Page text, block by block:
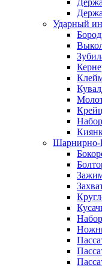
Ударный
Шарнирно-